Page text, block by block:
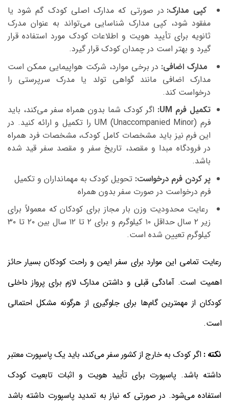
کپی مدارک: در صورتی که مدارک اصلی کودک گم شود یا
مفقود شود، کپی مدارک شناسایی می‌تواند به عنوان مدرک
ثانویه برای تأیید هویت و اطلاعات کودک مورد استفاده قرار
گیرد و بهتر است در چمدان کودک قرار گیرد.
مدارک اضافی: در برخی موارد، شرکت هواپیمایی ممکن است
مدارک اضافی مانند گواهی تولد یا مدرک سرپرستی را
درخواست کند.
تکمیل فرم UM:
اگر کودک شما بدون همراه سفر می‌کند، باید
فرم UM (Unaccompanied Minor) را تکمیل و ارائه کنید. در
این فرم نیز باید مشخصات کامل کودک، مشخصات فرد همراه
در فرودگاه مبدا و مقصد، تاریخ سفر و مقصد سفر قید شده
باشد.
پر کردن فرم درخواست: تحویل کودک به مهمانداران و تکمیل
فرم درخواست در صورت سفر بدون همراه
رعایت محدودیت وزن بار مجاز برای کودکان که معمولاً برای
زیر ۲ سال حداقل ۱۰ کیلوگرم و برای ۲ تا ۱۲ سال بین ۲۰ تا ۳۰
کیلوگرم تعیین شده است.
رعایت تمامی این موارد برای سفر ایمن و راحت کودکان بسیار حائز
اهمیت است. آمادگی قبلی و داشتن مدارک لازم برای پرواز داخلی
کودکان از مهمترین گام‌ها برای جلوگیری از هرگونه مشکل احتمالی
است.
نکته : اگر کودک به خارج از کشور سفر می‌کند، باید یک پاسپورت معتبر
داشته باشد. پاسپورت برای تأیید هویت و اثبات تابعیت کودک
استفاده می‌شود. در صورتی که نیاز به تمدید پاسپورت داشته باشد